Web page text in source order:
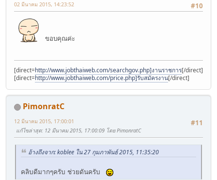
#10
02 มีนาคม 2015, 14:23:52
ขอบคุณค่ะ
[direct=http://www.jobthaiweb.com/searchgov.php]งานราชการ[/direct]
[direct=http://www.jobthaiweb.com/price.php]รับสมัครงาน[/direct]
PimonratC
#11
12 มีนาคม 2015, 17:00:01
แก้ไขล่าสุด: 12 มีนาคม 2015, 17:00:09 โดย PimonratC
อ้างถึงจาก: koblee ใน 27 กุมภาพันธ์ 2015, 11:35:20
คลิบดีมากๆครับ ช่วยดันครับ